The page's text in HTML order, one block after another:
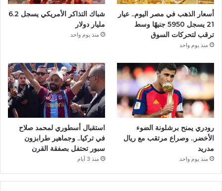
أسعار الذهب في مصر اليوم.. عيار
21 يسجل 5950 جنيهًا وسط
ترقب لتحركات السوق
منذ يوم واحد
شباك التذاكر الأمريكي يسجل 6.2
مليار دولار
منذ يوم واحد
رودري يمنح برشلونة الضوء
الأخضر.. وصراع مرتقب مع ريال
مدريد
منذ يوم واحد
استقبال أسطوري لمحمد صلاح
في تركيا.. وجماهير طرابزون
سبور تحتفل بصفقة القرن
منذ 3 أيام